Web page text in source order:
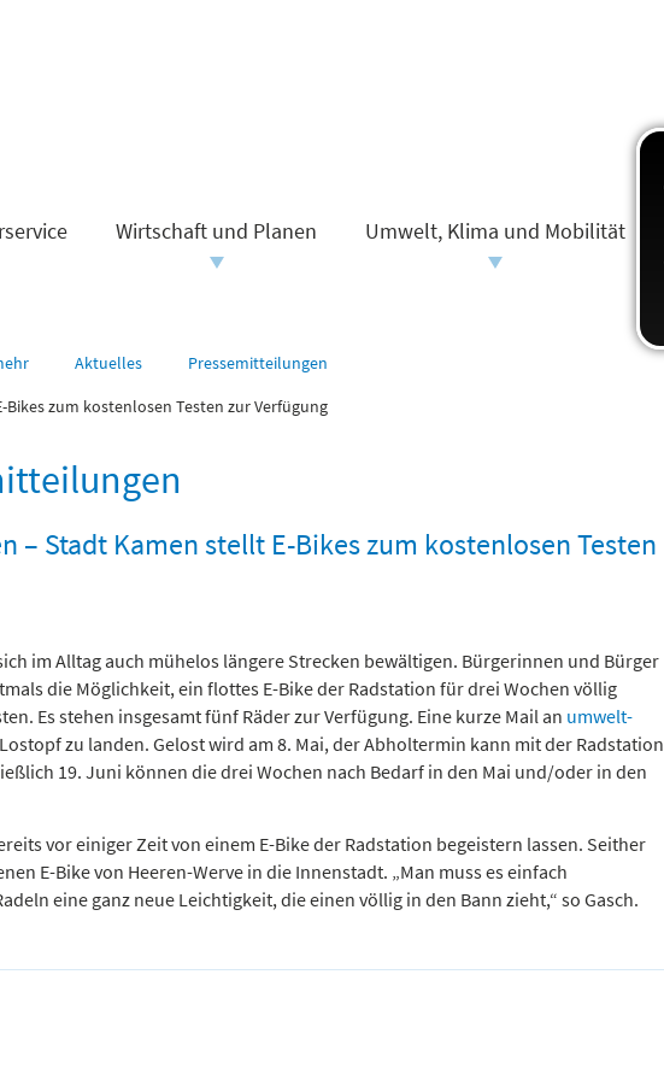
Wirtschaft und Planen Umwelt, Klima und Mobilität
Aktuelles
Pressemitteilungen
zum kostenlosen Testen zur Verfügung
– Stadt Kamen stellt E-Bikes zum kostenlosen Testen
im Alltag auch mühelos längere Strecken bewältigen. Bürgerinnen und Bürger
die Möglichkeit, ein flottes E-Bike der Radstation für drei Wochen völlig
Es stehen insgesamt fünf Räder zur Verfügung. Eine kurze Mail an umwelt-
zu landen. Gelost wird am 8. Mai, der Abholtermin kann mit der Radstation
19. Juni können die drei Wochen nach Bedarf in den Mai und/oder in den
vor einiger Zeit von einem E-Bike der Radstation begeistern lassen. Seither
E-Bike von Heeren-Werve in die Innenstadt. „Man muss es einfach
eine ganz neue Leichtigkeit, die einen völlig in den Bann zieht,“ so Gasch.